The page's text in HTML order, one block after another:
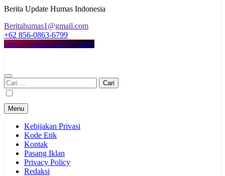
Berita Update Humas Indonesia
Beritahumas1@gmail.com
+62 856-0863-6799
https://youtube.com/@siaptv
Cari
untuk:
Menu
Kebijakan Privasi
Kode Etik
Kontak
Pasang Iklan
Privacy Policy
Redaksi